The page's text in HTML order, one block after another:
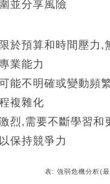
並分享風險
於預算和時間壓力,
業能力
能不明確或變動頻
複雜化
烈,需要不斷學習和
保持競爭力
表: 強弱危機分析(